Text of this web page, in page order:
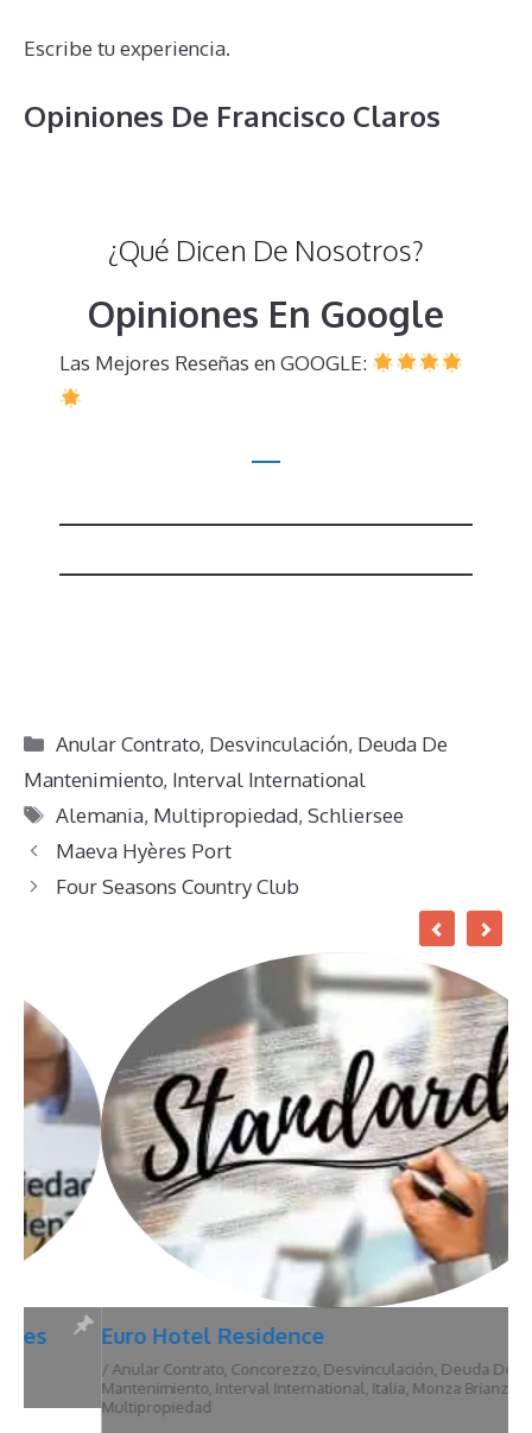
Escribe tu experiencia.
Opiniones De Francisco Claros
¿Qué Dicen De Nosotros?
Opiniones En Google
Las Mejores Reseñas en GOOGLE:
Categorías
Anular Contrato, Desvinculación, Deuda De
Mantenimiento, Interval International
Etiquetas
Alemania, Multipropiedad,Schliersee
Maeva Hyères Port
Four Seasons Country Club
Euro Hotel Residence
Anular Contrato,Concorezzo,Desvinculación,Deuda De
Mantenimiento,Interval International,Italia,Monza Brianza,
Multipropiedad